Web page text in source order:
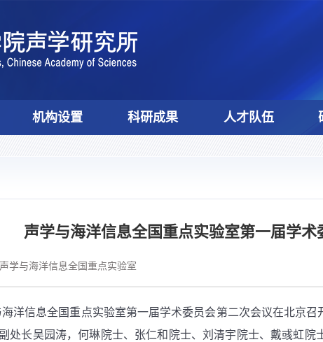
机构设置 科研成果 人才队伍
声学与海洋信息全国重点实验室第一届学
学与海洋信息全国重点实验室
海洋信息全国重点实验室第一届学术委员会第二次会议在北京
处长吴园涛，何琳院士、张仁和院士、刘清宇院士、戴彧虹